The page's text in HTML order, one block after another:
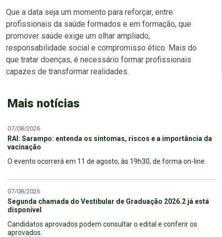
Que a data seja um momento para reforçar, entre
profissionais da saúde formados e em formação, que
promover saúde exige um olhar ampliado,
responsabilidade social e compromisso ético. Mais do
que tratar doenças, é necessário formar profissionais
capazes de transformar realidades.
Mais notícias
07/08/2026
RAI: Sarampo: entenda os sintomas, riscos e a importância da
vacinação
O evento ocorrerá em 11 de agosto, às 19h30, de forma on-line.
07/08/2026
Segunda chamada do Vestibular de Graduação 2026.2 já está
disponível
Candidatos aprovados podem consultar o edital e conferir os
aprovados.